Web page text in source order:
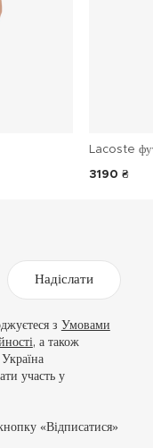
Lacoste
3190 ₴
Надіслати
з Умовами
, а також
участь у
«Відписатися»